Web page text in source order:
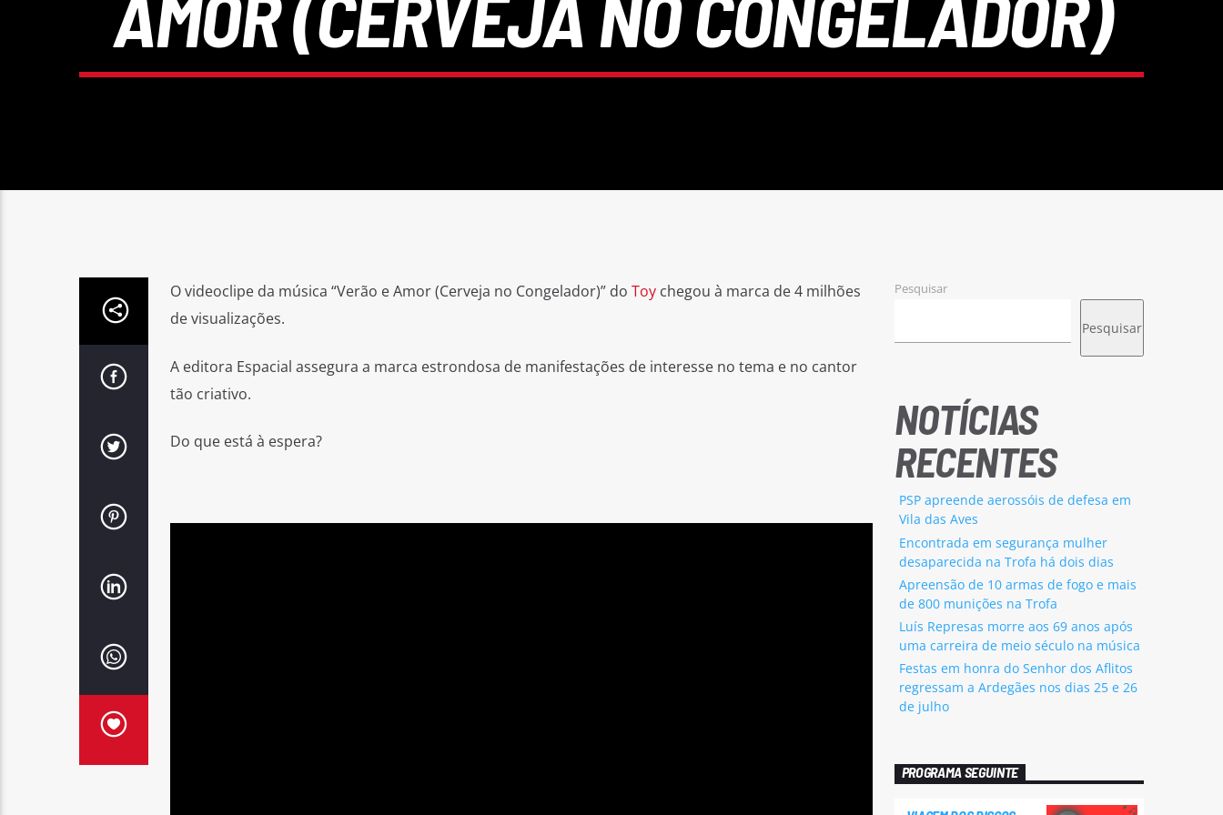
O videoclipe da música “Verão e Amor (Cerveja no Congelador)” do Toychegou à marca de 4 milhões
de visualizações.
A editora Espacial assegura a marca estrondosa de manifestações de interesse no tema e no cantor
tão criativo.
Do que está à espera?
Pesquisar
Pesquisar
NOTÍCIAS
RECENTES
PSP apreende aerossóis de defesa em
Vila das Aves
Encontrada em segurança mulher
desaparecida na Trofa há dois dias
Apreensão de 10 armas de fogo e mais
de 800 munições na Trofa
Luís Represas morre aos 69 anos após
uma carreira de meio século na música
Festas em honra do Senhor dos Aflitos
regressam a Ardegães nos dias 25 e 26
de julho
PROGRAMA SEGUINTE